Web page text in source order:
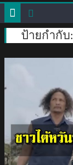
ป้ายกำกับ: